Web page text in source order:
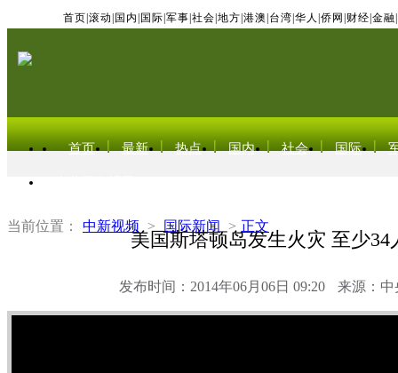
首页 滚动 国内 国际 军事 社会 地方 港澳 台湾 华人 侨网 财经 金融
首页 最新 热点 国内 社会 国际
当前位置： 中新视频 > 国际新闻 > 正文
美国斯塔顿岛发生火灾 至少34
发布时间：2014年06月06日 09:20 来源：中